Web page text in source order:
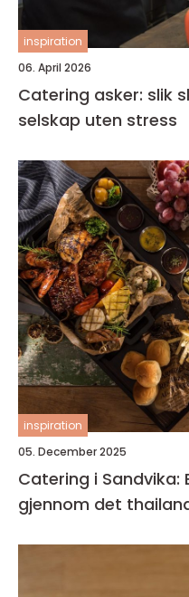
inspiration
06. April 2026
Catering asker: slik
selskap uten stress
inspiration
05. December 2025
Catering i Sandvika:
gjennom det